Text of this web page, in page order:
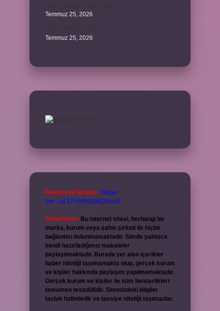
Temmuz 25, 2026
Temmuz 25, 2026
Reklam ve İletişim: Skype:
live:.cid.575569c608265c69
Yasal Uyarı: Bu internet sitesi, herhangi bir
marka, kurum veya şahıs şirketi ile hiçbir
bağlantısı bulunmamaktadır. Sitede yalnızca
kendi hazırladığımız makaleler
paylaşılmaktadır. Burada yer alan içerikler
haber niteliği taşımamakta olup, gerçek kurum
ve kişiler hakkında paylaşım yapılmamaktadır.
Gerçek kurum ve kişiler ile isim benzerlikleri
tamamen tesadüfidir. Sitemizdeki bilgiler
taslak halindedir ve tavsiye niteliği taşımazlar.